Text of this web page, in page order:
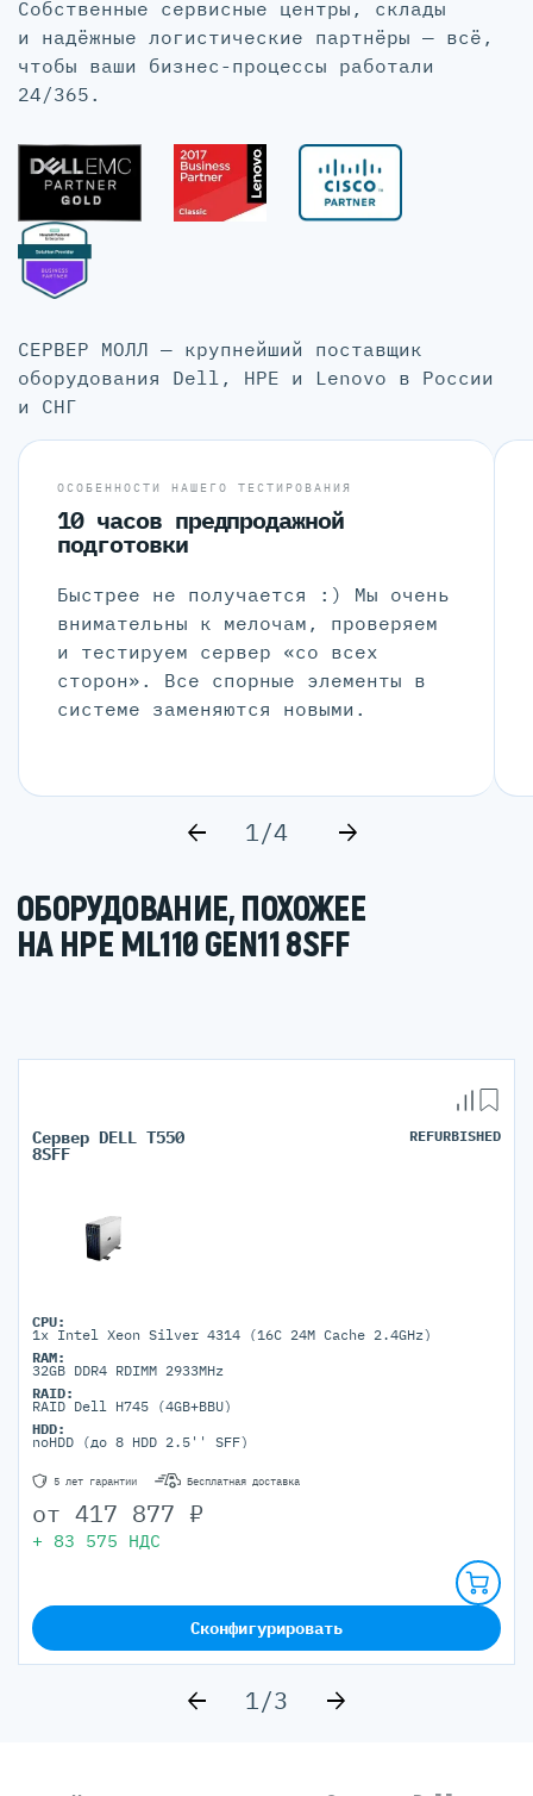
Собственные сервисные центры, склады
и надёжные логистические партнёры — всё,
чтобы ваши бизнес-процессы работали
24/365.
СЕРВЕР МОЛЛ — крупнейший поставщик
оборудования Dell, HPE и Lenovo в России
и СНГ
ОСОБЕННОСТИ НАШЕГО ТЕСТИРОВАНИЯ
10 часов предпродажной
подготовки
Быстрее не получается :) Мы очень
внимательны к мелочам, проверяем
и тестируем сервер «со всех
сторон». Все спорные элементы в
системе заменяются новыми.
1/4
ОБОРУДОВАНИЕ, ПОХОЖЕЕ
НА HPE ML110 GEN11 8SFF
Сервер DELL T550
8SFF
REFURBISHED
CPU:
1x Intel Xeon Silver 4314 (16C 24M Cache 2.4GHz)
RAM:
32GB DDR4 RDIMM 2933MHz
RAID:
RAID Dell H745 (4GB+BBU)
HDD:
noHDD (до 8 HDD 2.5'' SFF)
5 лет гарантии Бесплатная доставка
от 417 877 ₽
+ 83 575 НДС
Сконфигурировать
1/3